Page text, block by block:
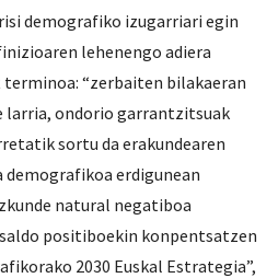
demografiko izugarriari egin
lehenengo adiera
“zerbaiten bilakaeran
larria, ondorio garrantzitsuak
sortu da erakundearen
erdigunean
natural negatiboa
positiboekin konpentsatzen
2030 Euskal Estrategia”,